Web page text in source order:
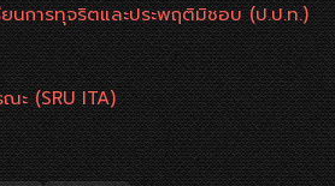
ยนการทุจริตและประพฤติมิชอบ (ป.ป.ท.)
ะ (SRU ITA)